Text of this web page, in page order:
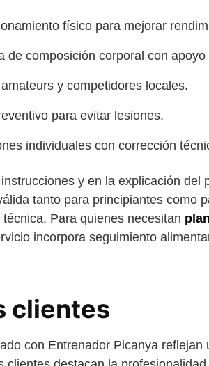
físico para mejorar
de composición corporal con apoyo
y competidores locales.
para evitar lesiones.
individuales con corrección
y en la explicación del
tanto para principiantes como
Para quienes necesitan
incorpora seguimiento
clientes
con Entrenador Picanya reflejan